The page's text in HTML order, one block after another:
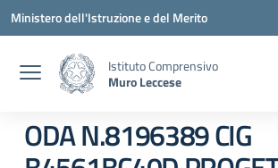
Vai ai contenuti
Vai al menu di navigazione
Vai al footer
Ministero dell'Istruzione e del Merito
Istituto Comprensivo
Muro Leccese
ODA N.8196389 CIG